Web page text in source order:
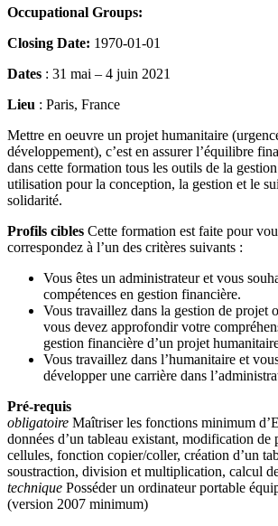
Occupational Groups:
Closing Date: 1970-01-01
Dates : 31 mai – 4 juin 2021
Lieu : Paris, France
Mettre en oeuvre un projet humanitaire
développement), c’est en assurer l’équilibre
dans cette formation tous les outils de la
utilisation pour la conception, la gestion et le
solidarité.
Profils cibles Cette formation est faite pour
correspondez à l’un des critères suivants :
Vous êtes un administrateur et vous
compétences en gestion financière.
Vous travaillez dans la gestion de projet
vous devez approfondir votre
gestion financière d’un projet
Vous travaillez dans l’humanitaire et
développer une carrière dans
Pré-requis
obligatoire Maîtriser les fonctions minimum
données d’un tableau existant, modification de
cellules, fonction copier/coller, création d’un
soustraction, division et multiplication, calcul
technique Posséder un ordinateur portable
(version 2007 minimum)